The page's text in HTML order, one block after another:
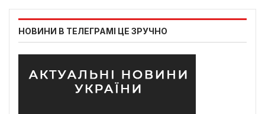
НОВИНИ В ТЕЛЕГРАМІ ЦЕ ЗРУЧНО